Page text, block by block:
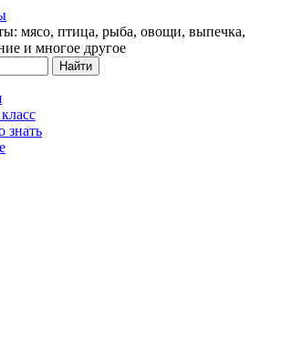
мясо, птица, рыба, овощи, выпечка,
и многое другое
знать